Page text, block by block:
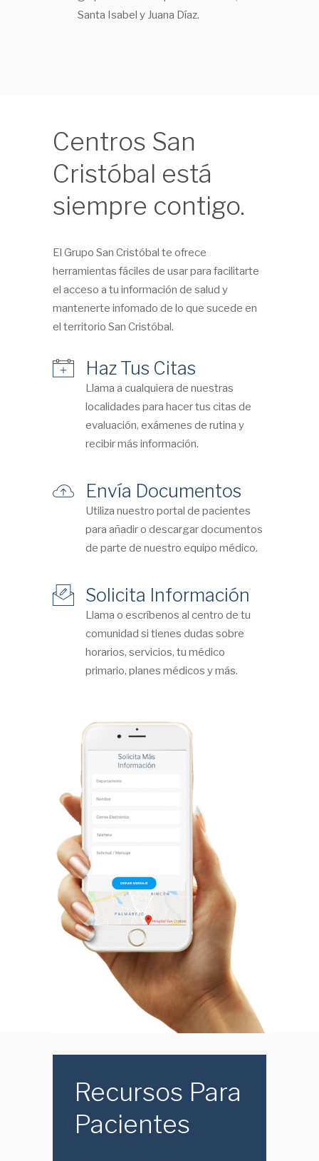
Santa Isabel y Juana Díaz.
Centros San
Cristóbal está
siempre contigo.
El Grupo San Cristóbal te ofrece
herramientas fáciles de usar para facilitarte
el acceso a tu información de salud y
mantenerte infomado de lo que sucede en
el territorio San Cristóbal.
Haz Tus Citas
Llama a cualquiera de nuestras
localidades para hacer tus citas de
evaluación, exámenes de rutina y
recibir más información.
Envía Documentos
Utiliza nuestro portal de pacientes
para añadir o descargar documentos
de parte de nuestro equipo médico.
Solicita Información
Llama o escríbenos al centro de tu
comunidad si tienes dudas sobre
horarios, servicios, tu médico
primario, planes médicos y más.
Recursos Para
Pacientes